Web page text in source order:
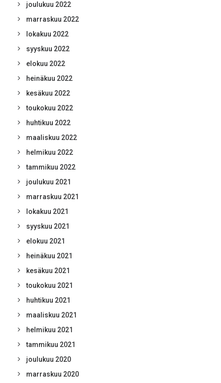
joulukuu 2022
marraskuu 2022
lokakuu 2022
syyskuu 2022
elokuu 2022
heinäkuu 2022
kesäkuu 2022
toukokuu 2022
huhtikuu 2022
maaliskuu 2022
helmikuu 2022
tammikuu 2022
joulukuu 2021
marraskuu 2021
lokakuu 2021
syyskuu 2021
elokuu 2021
heinäkuu 2021
kesäkuu 2021
toukokuu 2021
huhtikuu 2021
maaliskuu 2021
helmikuu 2021
tammikuu 2021
joulukuu 2020
marraskuu 2020